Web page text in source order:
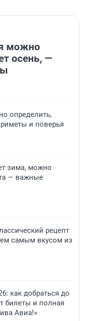
можно
осень, —
определить,
и поверья
зима, можно
— важные
рецепт
самым вкусом из
как добраться до
билеты и полная
Авиа!»